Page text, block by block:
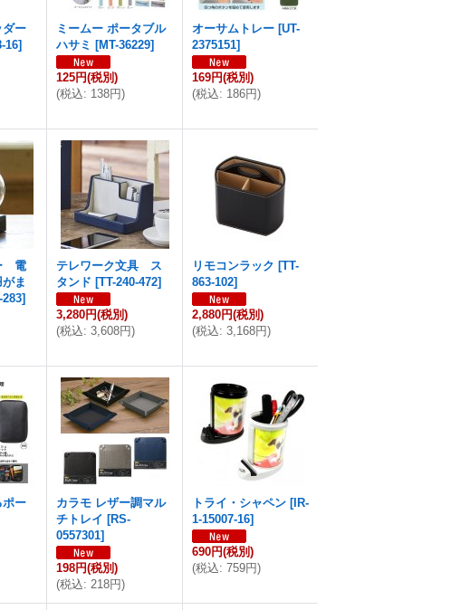
ダー
16]
ミームー ポータブル
ハサミ [MT-36229]
125円(税別)
(税込: 138円)
オーサムトレー [UT-
2375151]
169円(税別)
(税込: 186円)
電
ま
283]
テレワーク文具 ス
タンド [TT-240-472]
3,280円(税別)
(税込: 3,608円)
リモコンラック [TT-
863-102]
2,880円(税別)
(税込: 3,168円)
ポー
カラモ レザー調マル
チトレイ [RS-
0557301]
198円(税別)
(税込: 218円)
トライ・シャペン [IR-
1-15007-16]
690円(税別)
(税込: 759円)